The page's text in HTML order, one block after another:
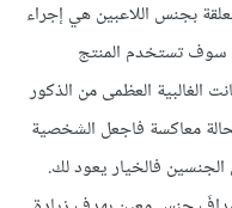
بجنس اللاعبين هي إجراء
سوف تستخدم المنتج
الغالبية العظمى من الذكور
معاكسة فاجعل الشخصية
الجنسين فالخيار يعود لك.